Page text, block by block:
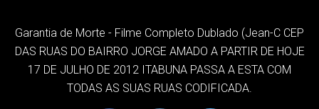
Garantia de Morte - Filme Completo Dublado (Jean-C CEP
DAS RUAS DO BAIRRO JORGE AMADO A PARTIR DE HOJE
17 DE JULHO DE 2012 ITABUNA PASSA A ESTA COM
TODAS AS SUAS RUAS CODIFICADA.